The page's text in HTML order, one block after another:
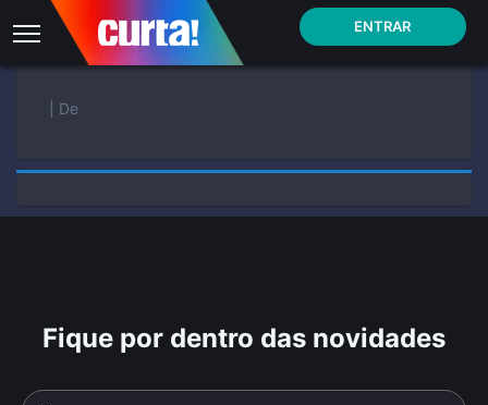
ENTRAR
| De
Fique por dentro das novidades